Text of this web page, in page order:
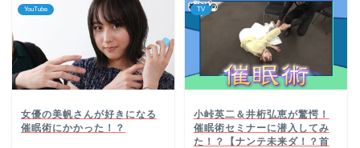
YouTube
女優の美帆さんが好きになる
催眠術にかかった！？
TV
小峠英二＆井桁弘恵が驚愕！
催眠術セミナーに潜入してみ
た！？【ナンテ未来ダ！？首